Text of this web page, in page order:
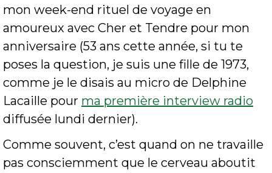
mon week-end rituel de voyage en
amoureux avec Cher et Tendre pour mon
anniversaire (53 ans cette année, si tu te
poses la question, je suis une fille de 1973,
comme je le disais au micro de Delphine
Lacaille pour ma première interview radio
diffusée lundi dernier).
Comme souvent, c’est quand on ne travaille
pas consciemment que le cerveau aboutit